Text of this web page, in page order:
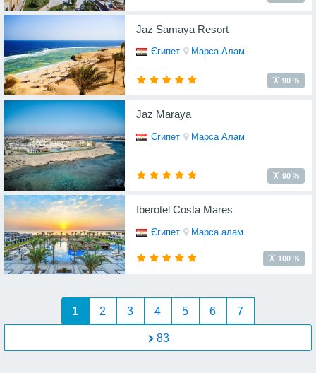
Jaz Samaya Resort
Єгипет Марса Алам
90%
Jaz Maraya
Єгипет Марса Алам
90%
Iberotel Costa Mares
Єгипет Марса алам
100%
1 2 3 4 5 6 7
83